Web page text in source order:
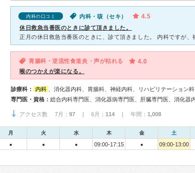
内科の口コミ 内科・咳（セキ） 4.5
休日救急当番医のときに診て頂きました。
胃腸科・逆流性食道炎・声が枯れる 4.0
喉のつかえが楽になる。
診療科： 内科
、消化器内科、胃腸科、神経内科、リハビリテーション科
専門医・資格：
アクセス数 7月： 97 | 6月： 114 | 年間： 1,008
月 火 水 木 金 土
● ● ● 09:00-17:15 ● 09:00-13:00